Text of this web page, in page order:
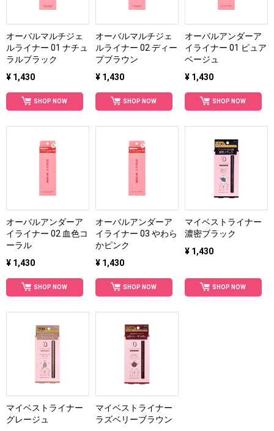
オーバルマルチジェ
ルライナー 01 ナチュ
ラルブラック
¥ 1,430
SHOP NOW
オーバルマルチジェ
ルライナー 02 ディー
プブラウン
¥ 1,430
SHOP NOW
オーバルアンダーア
イライナー 01 ピュア
ベージュ
¥ 1,430
SHOP NOW
オーバルアンダーア
イライナー 02 血色コ
ーラル
¥ 1,430
SHOP NOW
オーバルアンダーア
イライナー 03 やわら
かピンク
¥ 1,430
SHOP NOW
マイベストライナー
濃密ブラック
¥ 1,430
SHOP NOW
マイベストライナー
グレージュ
マイベストライナー
ラズベリーブラウン